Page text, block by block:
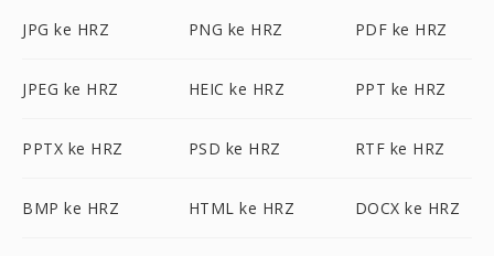
JPG ke HRZ PNG ke HRZ PDF ke HRZ
JPEG ke HRZ HEIC ke HRZ PPT ke HRZ
PPTX ke HRZ PSD ke HRZ RTF ke HRZ
BMP ke HRZ HTML ke HRZ DOCX ke HRZ